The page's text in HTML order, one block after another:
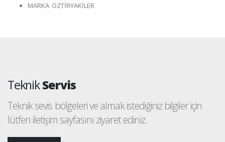
MARKA ÖZTİRYAKİLER
TeknikServis
Teknik sevis bölgeleri ve almak istediğiniz bilgiler için
lütfen iletişim sayfasını ziyaret ediniz.